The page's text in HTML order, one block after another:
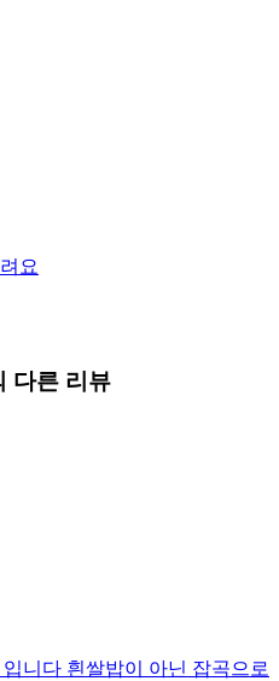
요
다른 리뷰
니다 흰쌀밥이 아닌 잡곡으로